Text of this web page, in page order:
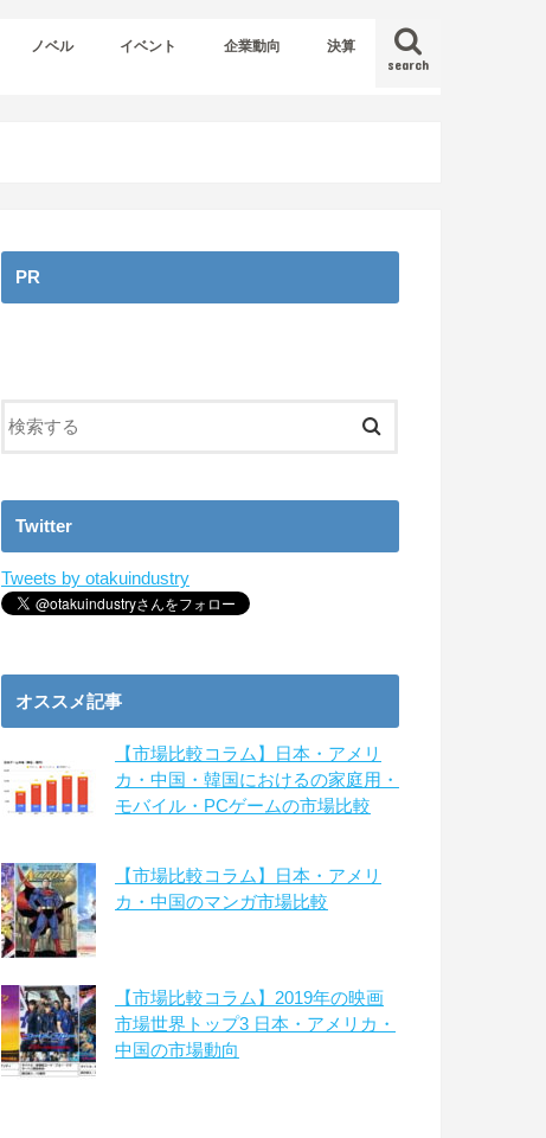
search
ノベル イベント 企業動向 決算
PR
Twitter
Tweets by otakuindustry
オススメ記事
【市場比較コラム】日本・アメリ
カ・中国・韓国におけるの家庭用・
モバイル・PCゲームの市場比較
【市場比較コラム】日本・アメリ
カ・中国のマンガ市場比較
【市場比較コラム】2019年の映画
市場世界トップ3 日本・アメリカ・
中国の市場動向